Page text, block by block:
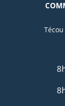
Técou